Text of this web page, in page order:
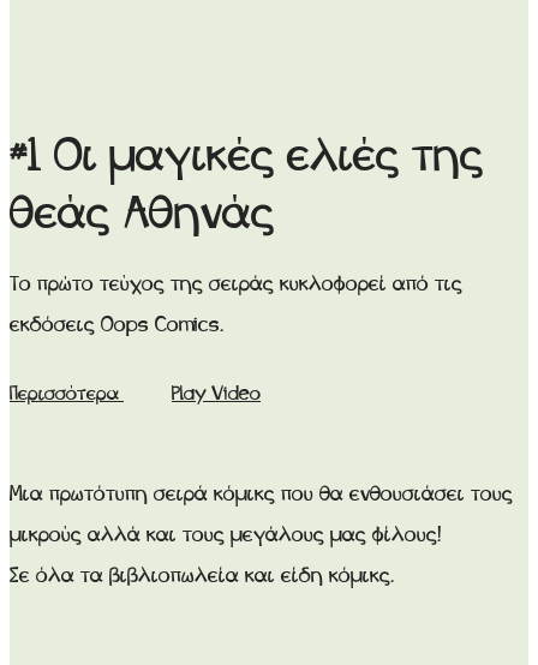
#1 Οι μαγικές ελιές της
θεάς Αθηνάς
Το πρώτο τεύχος της σειράς κυκλοφορεί από τις
εκδόσεις Oops Comics.
Περισσότερα Play Video
Μια πρωτότυπη σειρά κόμικς που θα ενθουσιάσει τους
μικρούς αλλά και τους μεγάλους μας φίλους!
Σε όλα τα βιβλιοπωλεία και είδη κόμικς.